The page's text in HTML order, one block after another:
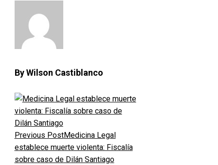
By Wilson Castiblanco
Previous PostMedicina Legal
establece muerte violenta: Fiscalía
sobre caso de Dilán Santiago